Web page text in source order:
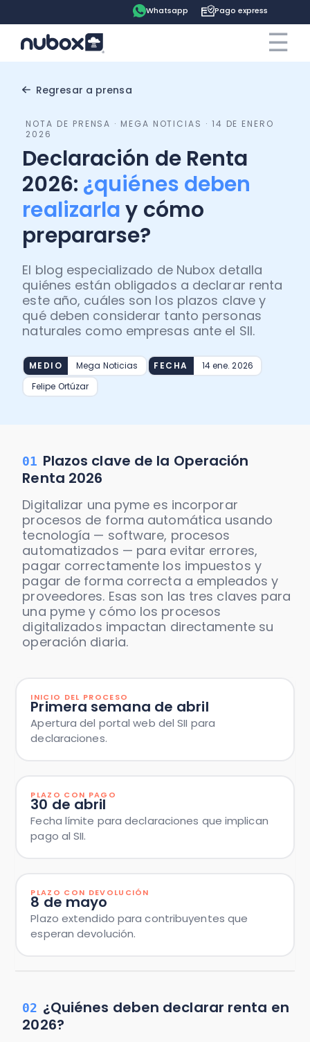
Whatsapp Pago express
☰
×
Cotiza ahora Contrata online
Ingreso clientes
Tu espacio
Pago express
Ayuda
Blog
Software
Contabilidad
Remuneraciones
Factura y Administración
Control de asistencia
Soluciones
Contadores
PYMEs
Alianzas
Casos de éxito
Precios
Recomendador de planes
Promociones del mes
Recursos
Seminarios
Demostraciones
Regresar a prensa
NOTA DE PRENSA · MEGA NOTICIAS · 14 DE ENERO
2026
Declaración de Renta
2026: ¿quiénes deben
realizarlay cómo
prepararse?
El blog especializado de Nubox detalla
quiénes están obligados a declarar renta
este año, cuáles son los plazos clave y
qué deben considerar tanto personas
naturales como empresas ante el SII.
MEDIO Mega Noticias FECHA
14 ene. 2026
Felipe Ortúzar
01 Plazos clave de la Operación
Renta 2026
Digitalizar una pyme es incorporar
procesos de forma automática usando
tecnología — software, procesos
automatizados — para evitar errores,
pagar correctamente los impuestos y
pagar de forma correcta a empleados y
proveedores. Esas son las tres claves para
una pyme y cómo los procesos
digitalizados impactan directamente su
operación diaria.
INICIO DEL PROCESO
Primera semana de abril
Apertura del portal web del SII para
declaraciones.
PLAZO CON PAGO
30 de abril
Fecha límite para declaraciones que implican
pago al SII.
PLAZO CON DEVOLUCIÓN
8 de mayo
Plazo extendido para contribuyentes que
esperan devolución.
02 ¿Quiénes deben declarar renta en
2026?